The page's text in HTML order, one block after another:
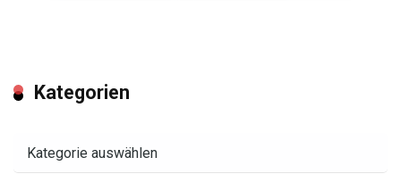
Kategorien